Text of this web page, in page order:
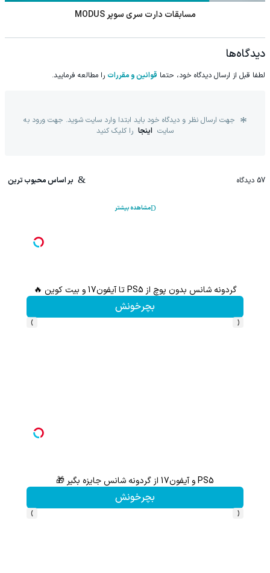
مسابقات دارت سری سوپر MODUS
دیدگاه‌ها
لطفا قبل از ارسال دیدگاه خود، حتما قوانین و مقررات را مطالعه فرمایید.
جهت ارسال نظر و دیدگاه خود باید ابتدا وارد سایت شوید. جهت ورود به
سایت اینجا را کلیک کنید
57 دیدگاه بر اساس محبوب ترین
مشاهده بیشتر
گردونه شانس بدون پوچ از PS5 تا آیفون17 و بیت کوین 🔥
بچرخونش
‹
›
PS5 و آیفون17 از گردونه شانس جایزه بگیر 🎁
بچرخونش
‹
›